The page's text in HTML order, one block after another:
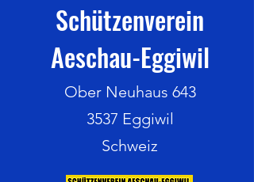
Schützenverein
Aeschau-Eggiwil
Ober Neuhaus 643
3537 Eggiwil
Schweiz